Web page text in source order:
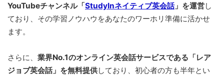
YouTubeチャンネル「StudyInネイティブ英会話」を運営し
ており、その学習ノウハウをあなたのワーホリ準備に活かせ
ます。
さらに、 業界No.1のオンライン英会話サービスである「レア
ジョブ英会話」を無料提供しており、初心者の方も半年とい